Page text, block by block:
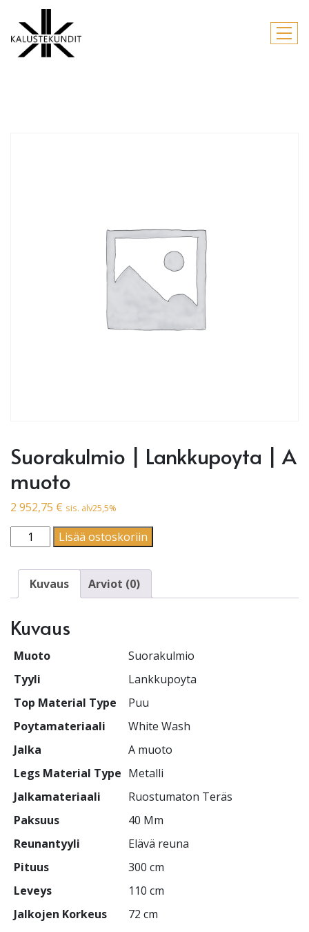
Suorakulmio | Lankkupoyta | A
muoto
2 952,75 € sis. alv25,5%
Suorakulmio | Lankkupoyta | A muoto määrä
Lisää ostoskoriin
Kuvaus Arviot (0)
Kuvaus
Muoto
Suorakulmio
Tyyli
Lankkupoyta
Top Material Type
Puu
Poytamateriaali
White Wash
Jalka
A muoto
Legs Material Type Metalli
Jalkamateriaali
Ruostumaton Teräs
Paksuus
40 Mm
Reunantyyli
Elävä reuna
Pituus
300 cm
Leveys
110 cm
Jalkojen Korkeus
72 cm